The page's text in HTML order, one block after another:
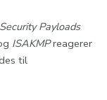
Payloads
ISAKMPreagerer
til